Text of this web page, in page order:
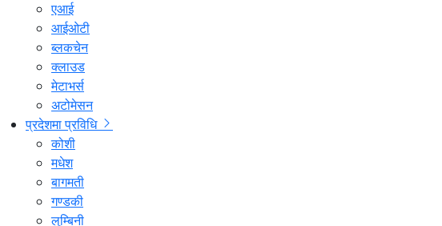
एआई
आईओटी
ब्लकचेन
क्लाउड
मेटाभर्स
अटोमेसन
प्रदेशमा प्रविधि
कोशी
मधेश
बागमती
गण्डकी
लुम्बिनी